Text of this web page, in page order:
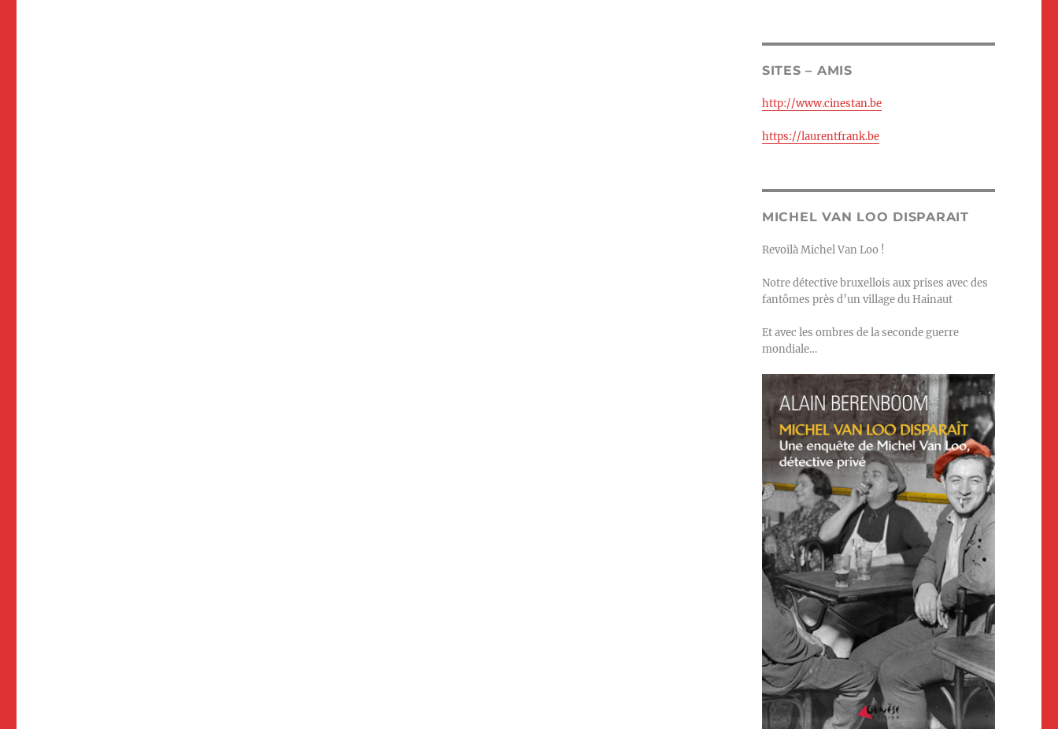
SITES – AMIS
http://www.cinestan.be
https://laurentfrank.be
MICHEL VAN LOO DISPARAIT
Revoilà Michel Van Loo !
Notre détective bruxellois aux prises avec des
fantômes près d’un village du Hainaut
Et avec les ombres de la seconde guerre
mondiale…